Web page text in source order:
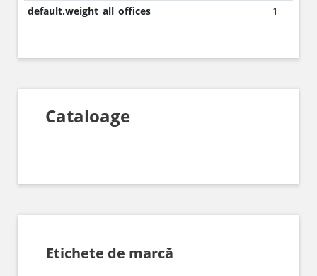
default.weight_all_offices 1
Cataloage
Etichete de marcă